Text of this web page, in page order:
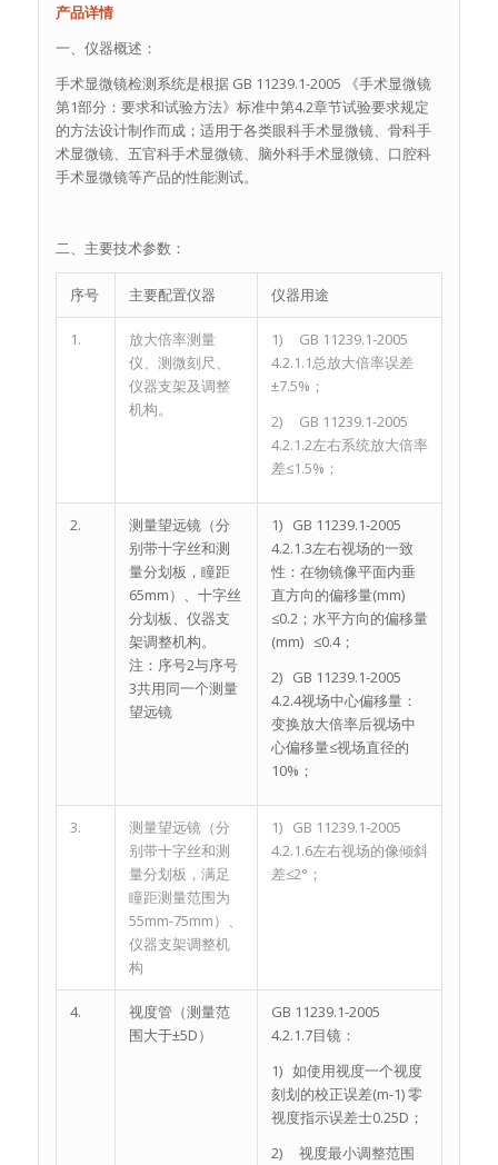
产品详情
一、仪器概述：
手术显微镜检测系统是根据 GB 11239.1-2005 《手术显微镜
第1部分：要求和试验方法》标准中第4.2章节试验要求规定
的方法设计制作而成；适用于各类眼科手术显微镜、骨科手
术显微镜、五官科手术显微镜、脑外科手术显微镜、口腔科
手术显微镜等产品的性能测试。
二、主要技术参数：
序号 主要配置仪器 仪器用途
1.
放大倍率测量
仪、测微刻尺、
仪器支架及调整
机构。
1) GB 11239.1-2005
4.2.1.1总放大倍率误差
±7.5%；
2) GB 11239.1-2005
4.2.1.2左右系统放大倍率
差≤1.5%；
2.
测量望远镜（分
别带十字丝和测
量分划板，瞳距
65mm）、十字丝
分划板、仪器支
架调整机构。
注：序号2与序号
3共用同一个测量
望远镜
1) GB 11239.1-2005
4.2.1.3左右视场的一致
性：在物镜像平面内垂
直方向的偏移量(mm)
≤0.2；水平方向的偏移量
(mm) ≤0.4；
2) GB 11239.1-2005
4.2.4视场中心偏移量：
变换放大倍率后视场中
心偏移量≤视场直径的
10%；
3.
测量望远镜（分
别带十字丝和测
量分划板，满足
瞳距测量范围为
55mm-75mm）、
仪器支架调整机
构
1) GB 11239.1-2005
4.2.1.6左右视场的像倾斜
差≤2°；
4.
视度管（测量范
围大于±5D）
GB 11239.1-2005
4.2.1.7目镜：
1) 如使用视度一个视度
刻划的校正误差(m-1) 零
视度指示误差士0.25D；
2) 视度最小调整范围